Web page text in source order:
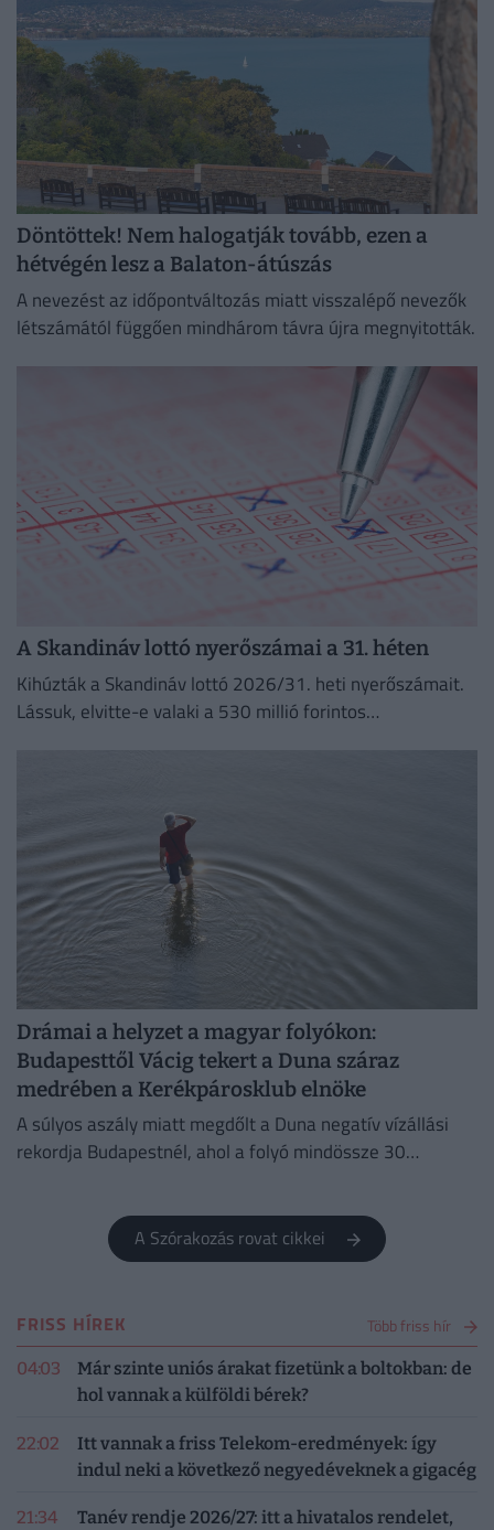
Döntöttek! Nem halogatják tovább, ezen a
hétvégén lesz a Balaton-átúszás
A nevezést az időpontváltozás miatt visszalépő nevezők
létszámától függően mindhárom távra újra megnyitották.
A Skandináv lottó nyerőszámai a 31. héten
Kihúzták a Skandináv lottó 2026/31. heti nyerőszámait.
Lássuk, elvitte-e valaki a 530 millió forintos
Drámai a helyzet a magyar folyókon:
Budapesttől Vácig tekert a Duna száraz
medrében a Kerékpárosklub elnöke
A súlyos aszály miatt megdőlt a Duna negatív vízállási
rekordja Budapestnél, ahol a folyó mindössze 30
A Szórakozás rovat cikkei
FRISS HÍREK Több friss hír
04:03
Már szinte uniós árakat fizetünk a boltokban: de
hol vannak a külföldi bérek?
22:02
Itt vannak a friss Telekom-eredmények: így
indul neki a következő negyedéveknek a gigacég
21:34
Tanév rendje 2026/27: itt a hivatalos rendelet,